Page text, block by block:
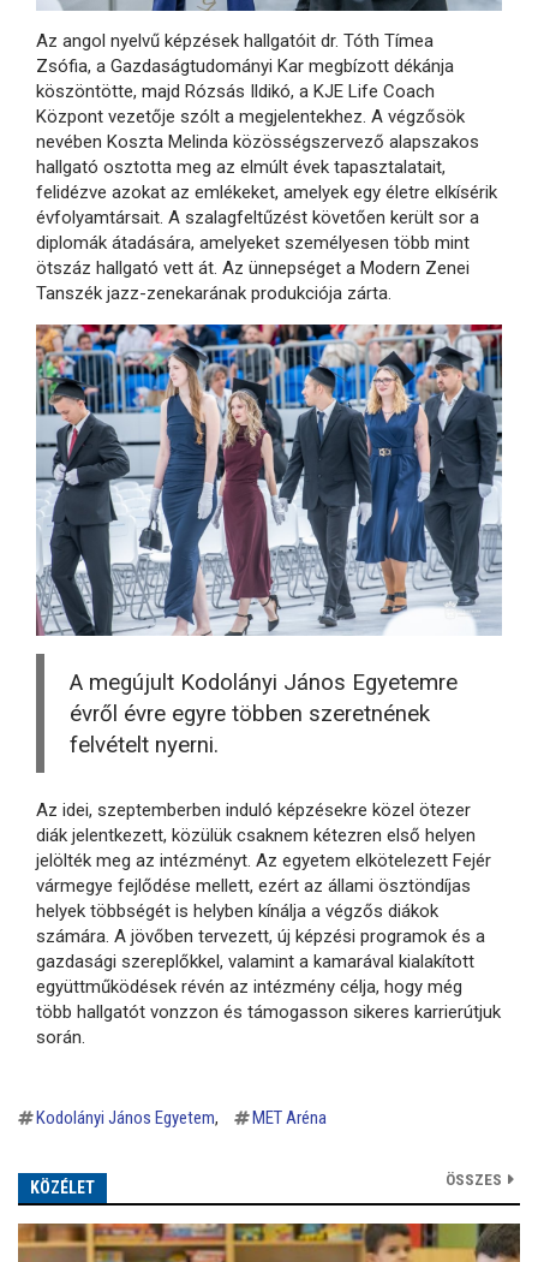
Az angol nyelvű képzések hallgatóit dr. Tóth Tímea
Zsófia, a Gazdaságtudományi Kar megbízott dékánja
köszöntötte, majd Rózsás Ildikó, a KJE Life Coach
Központ vezetője szólt a megjelentekhez. A végzősök
nevében Koszta Melinda közösségszervező alapszakos
hallgató osztotta meg az elmúlt évek tapasztalatait,
felidézve azokat az emlékeket, amelyek egy életre elkísérik
évfolyamtársait. A szalagfeltűzést követően került sor a
diplomák átadására, amelyeket személyesen több mint
ötszáz hallgató vett át. Az ünnepséget a Modern Zenei
Tanszék jazz-zenekarának produkciója zárta.
A megújult Kodolányi János Egyetemre
évről évre egyre többen szeretnének
felvételt nyerni.
Az idei, szeptemberben induló képzésekre közel ötezer
diák jelentkezett, közülük csaknem kétezren első helyen
jelölték meg az intézményt. Az egyetem elkötelezett Fejér
vármegye fejlődése mellett, ezért az állami ösztöndíjas
helyek többségét is helyben kínálja a végzős diákok
számára. A jövőben tervezett, új képzési programok és a
gazdasági szereplőkkel, valamint a kamarával kialakított
együttműködések révén az intézmény célja, hogy még
több hallgatót vonzzon és támogasson sikeres karrierútjuk
során.
Kodolányi János Egyetem MET Aréna
KÖZÉLET ÖSSZES